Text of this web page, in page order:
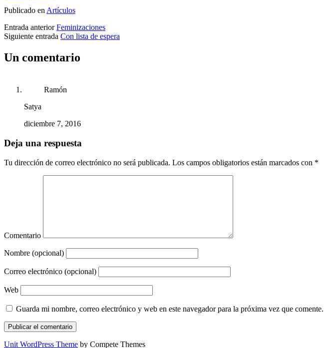
Publicado enArtículos
Entrada anterior Feminizaciones
Siguiente entrada Con lista de espera
Un comentario
Ramón
Satya
diciembre 7, 2016
Deja una respuesta
Tu dirección de correo electrónico no será publicada. Los campos obligatorios están marcados con *
Comentario
Nombre (opcional)
Correo electrónico (opcional)
Web
Guarda mi nombre, correo electrónico y web en este navegador para la próxima vez que comente.
Unit WordPress Theme by Compete Themes